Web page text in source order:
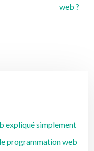
web ?
expliqué simplement
programmation web